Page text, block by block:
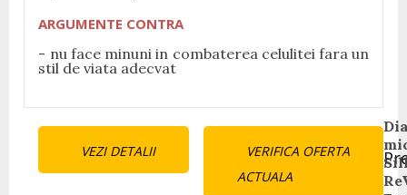
ARGUMENTE CONTRA
nu face minuni in combaterea celulitei fara un
stil de viata adecvat
VEZI DETALII
VERIFICA OFERTA
ACTUALA
Continue
Reading